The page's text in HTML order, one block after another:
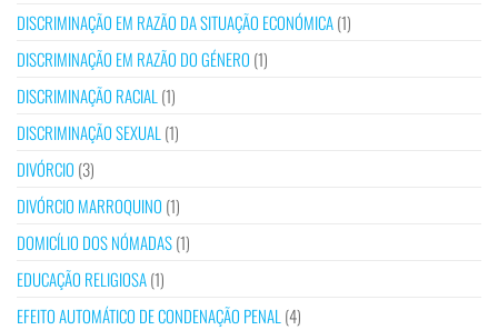
DISCRIMINAÇÃO EM RAZÃO DA SITUAÇÃO ECONÓMICA(1)
DISCRIMINAÇÃO EM RAZÃO DO GÉNERO (1)
DISCRIMINAÇÃO RACIAL(1)
DISCRIMINAÇÃO SEXUAL(1)
DIVÓRCIO (3)
DIVÓRCIO MARROQUINO (1)
DOMICÍLIO DOS NÓMADAS(1)
EDUCAÇÃO RELIGIOSA(1)
EFEITO AUTOMÁTICO DE CONDENAÇÃO PENAL(4)